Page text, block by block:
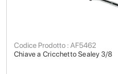
Chiave a Cricchetto Sealey 3/8
Codice Prodotto : AF5462